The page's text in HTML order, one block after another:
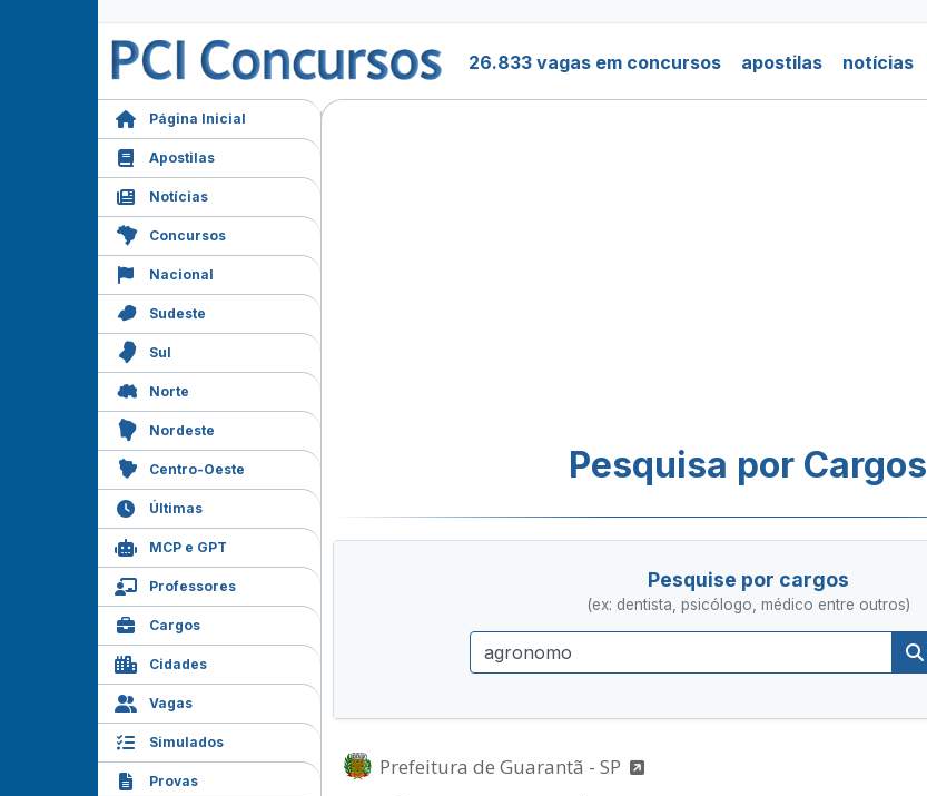
26.833 vagas em concursos apostilas notícias
Página Inicial
Apostilas
Notícias
Concursos
Nacional
Sudeste
Sul
Norte
Nordeste
Centro-Oeste
Últimas
MCP e GPT
Professores
Cargos
Cidades
Vagas
Simulados
Provas
Pesquisa por Cargos
Pesquise por cargos
(ex: dentista, psicólogo, médico entre outros)
Prefeitura de Guarantã - SP